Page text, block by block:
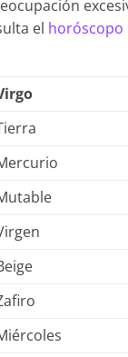
el horóscopo